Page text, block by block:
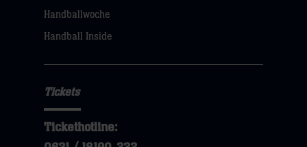
klicken
Handballwoche
Handball Inside
Tickets
Tickethotline: